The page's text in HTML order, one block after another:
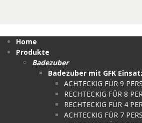
Home
Produkte
Badezuber
Badezuber mit GFK
ACHTECKIG FÜR 9
RECHTECKIG FÜR 8
RECHTECKIG FÜR 4
ACHTECKIG FÜR 7